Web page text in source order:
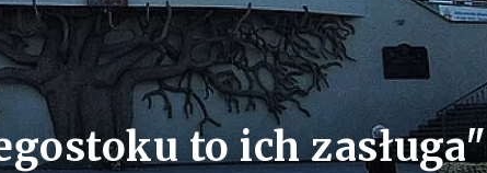
to ich zasługa"